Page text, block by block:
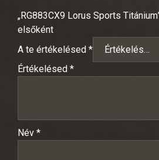
„RG883CX9 Lorus Sports
elsőként
A te értékelésed *
Értékelésed *
Név *